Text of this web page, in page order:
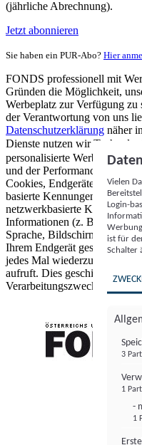
(jährliche Abrechnung).
Jetzt abonnieren
Sie haben ein PUR-Abo? Hier
FONDS professionell mit
Gründen die Möglichkeit,
Werbeplatz zur Verfügung
der Verantwortung von uns
Datenschutzerklärung näher
Dienste nutzen wir
personalisierte Werbung und
und der Performance von
Cookies, Endgeräte- oder
basierte Kennungen, zufällig
netzwerkbasierte
Informationen (z. B.
Sprache, Bildschirmgröße,
Ihrem Endgerät gespeichert
jedes Mal wiederzuerkennen,
aufruft. Dies geschieht für
Verarbeitungszwecke.
Vielen
Login-
ist für
Schalter
3
1
-
1
FONDS